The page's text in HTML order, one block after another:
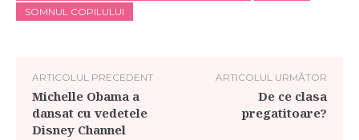
SOMNUL COPILULUI
ARTICOLUL PRECEDENT
Michelle Obama a
dansat cu vedetele
Disney Channel
ARTICOLUL URMĂTOR
De ce clasa
pregatitoare?